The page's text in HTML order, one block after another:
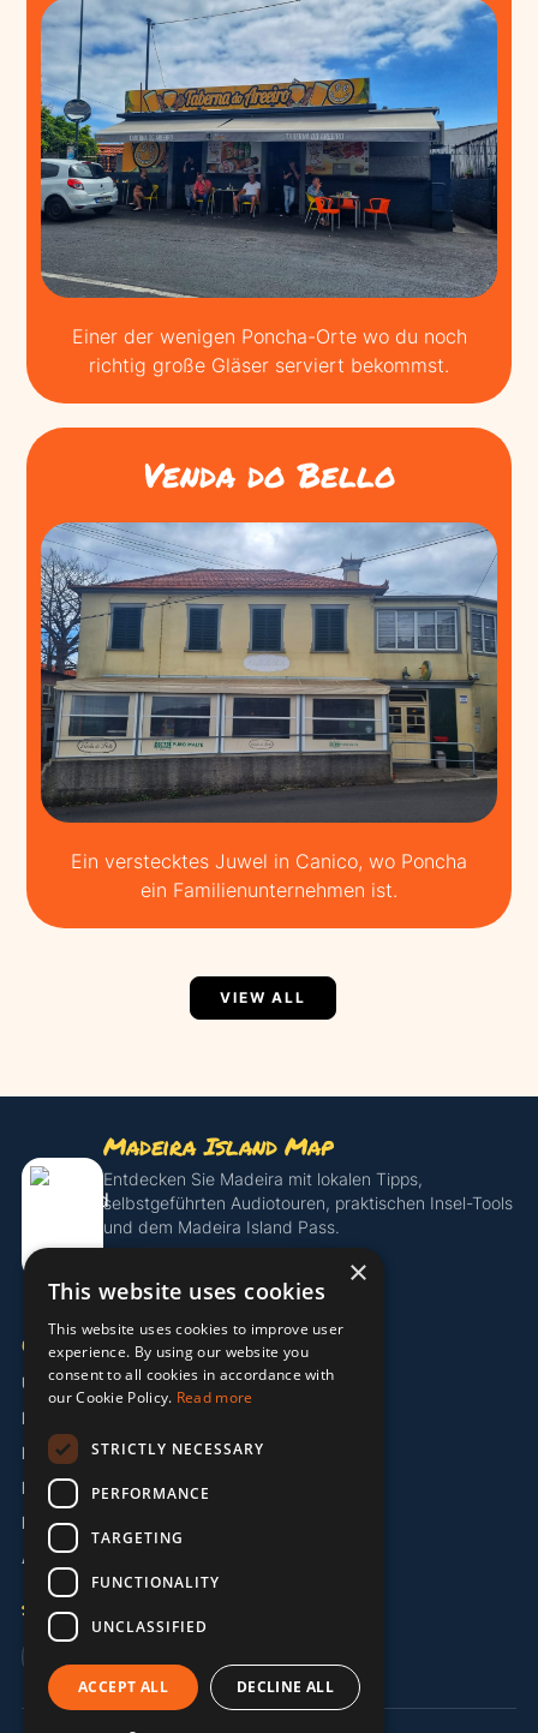
Einer der wenigen Poncha-Orte wo du noch
richtig große Gläser serviert bekommst.
Venda do Bello
Ein verstecktes Juwel in Canico, wo Poncha
ein Familienunternehmen ist.
VIEW ALL
Madeira Island Map
Entdecken Sie Madeira mit lokalen Tipps,
selbstgeführten Audiotouren, praktischen Insel-Tools
und dem Madeira Island Pass.
Island Pass entdecken
UNTERNEHMEN
Über uns
Partner
Kontakt
Impressum
Datenschutzerklärung
AGB
SPRACHE
×
This website uses cookies
This website uses cookies to improve user
experience. By using our website you
consent to all cookies in accordance with
our Cookie Policy. Read more
STRICTLY NECESSARY
PERFORMANCE
TARGETING
FUNCTIONALITY
UNCLASSIFIED
ACCEPT ALL DECLINE ALL